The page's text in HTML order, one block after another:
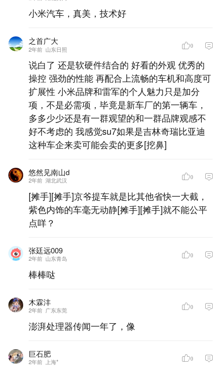
小米汽车，真美，技术好
之首广大
2年前 山东日照 0
说白了 还是软硬件结合的 好看的外观 优秀的
操控 强劲的性能 再配合上流畅的车机和高度可
扩展性 小米品牌和雷军的个人魅力只是加分
项，不是必需项，毕竟是新车厂的第一辆车，
多多少少还是有一群观望的和一群品牌观感不
好不考虑的 我感觉su7如果是吉林奇瑞比亚迪
这种车企来卖可能会卖的更多[挖鼻]
悠然见南山d_
2年前 湖北武汉 0
[摊手][摊手]京爷提车就是比其他省快一大截，
紫色内饰的车毫无动静[摊手][摊手]就不能公平
点咩？
张廷远009
2年前 山东青岛 0
棒棒哒
木霖沣
2年前 广东东莞 0
澎湃处理器传闻一年了，像
巨石肥
2年前 上海* 0